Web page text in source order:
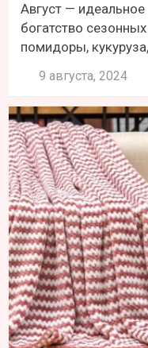
Август —
богатство
помидоры,
9 августа, 2024